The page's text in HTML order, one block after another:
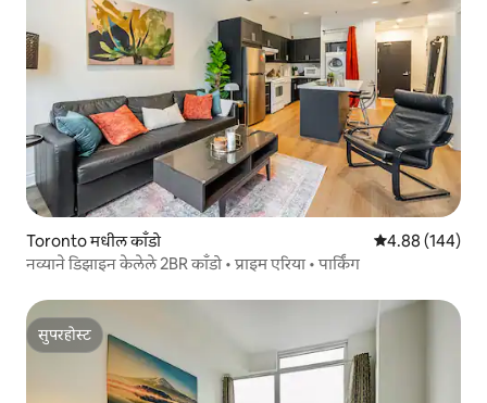
Toronto मधील काँडो 5 पैकी 4.88
4.88 (144)
नव्याने डिझाइन केलेले 2BR काँडो • प्राइम एरिया • पार्किंग
सुपरहोस्ट
सुपरहोस्ट